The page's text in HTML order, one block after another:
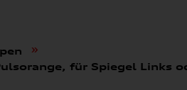
»
für Spiegel Links